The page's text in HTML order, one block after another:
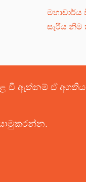
මහාචාර්ය
සැරිය නිම
වී ඇත්නම් ඒ